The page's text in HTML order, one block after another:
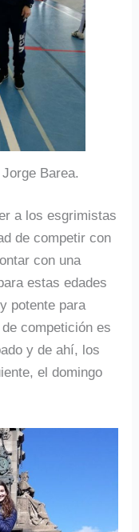
Barea.
a los esgrimistas
de competir con
con una
estas edades
potente para
competición es
y de ahí, los
el domingo